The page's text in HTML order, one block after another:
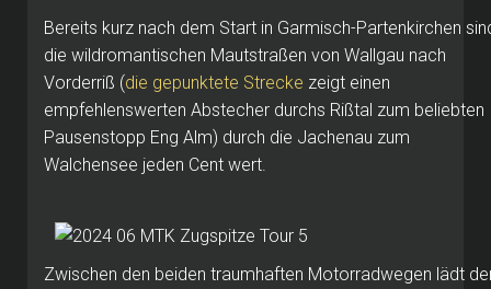
Bereits kurz nach dem Start in Garmisch-Partenkirchen
die wildromantischen Mautstraßen von Wallgau nach
Vorderriß (die gepunktete Strecke zeigt einen
empfehlenswerten Abstecher durchs Rißtal zum beliebten
Pausenstopp Eng Alm) durch die Jachenau zum
Walchensee jeden Cent wert.
Zwischen den beiden traumhaften Motorradwegen lädt